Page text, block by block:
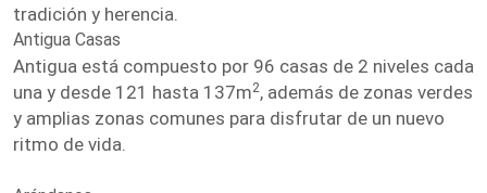
tradición y herencia.
Antigua Casas
Antigua está compuesto por 96 casas de 2 niveles cada
una y desde 121 hasta 137m2, además de zonas verdes
y amplias zonas comunes para disfrutar de un nuevo
ritmo de vida.